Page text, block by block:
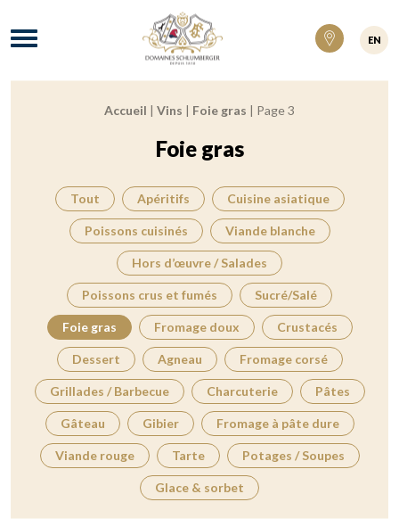
Domaines Schlumberger Vignerons 100%
Menu
EN
Accueil | Vins | Foie gras | Page 3
Foie gras
Tout Apéritifs Cuisine asiatique
Poissons cuisinés Viande blanche
Hors d’œuvre / Salades
Poissons crus et fumés Sucré/Salé
Foie gras Fromage doux Crustacés
Dessert Agneau Fromage corsé
Grillades / Barbecue Charcuterie Pâtes
Gâteau Gibier Fromage à pâte dure
Viande rouge Tarte Potages / Soupes
Glace & sorbet